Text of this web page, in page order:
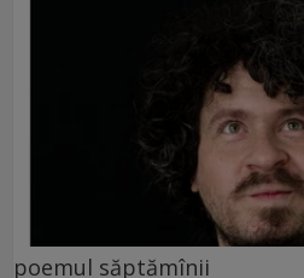
poemul săptămînii